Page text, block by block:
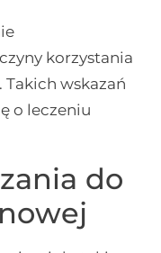
korzystania
wskazań
o leczeniu
do